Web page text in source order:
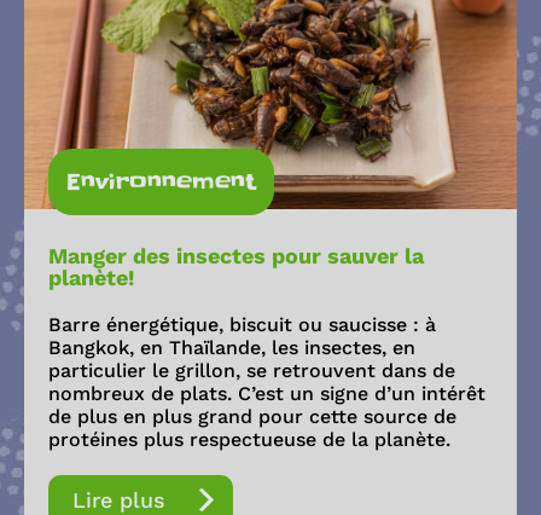
Environnement
Manger des insectes pour sauver la
planète!
Barre énergétique, biscuit ou saucisse : à
Bangkok, en Thaïlande, les insectes, en
particulier le grillon, se retrouvent dans de
nombreux de plats. C’est un signe d’un intérêt
de plus en plus grand pour cette source de
protéines plus respectueuse de la planète.
Lire plus